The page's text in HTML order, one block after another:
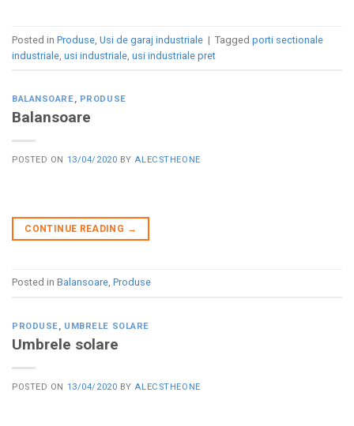
Posted in Produse Usi de garaj industriale | Tagged porti sectionale
industriale usi industriale usi industriale pret
BALANSOARE, PRODUSE
Balansoare
POSTED ON 13/04/2020 BYALECSTHEONE
CONTINUE READING →
Posted in Balansoare, Produse
PRODUSE, UMBRELE SOLARE
Umbrele solare
POSTED ON 13/04/2020 BY ALECSTHEONE